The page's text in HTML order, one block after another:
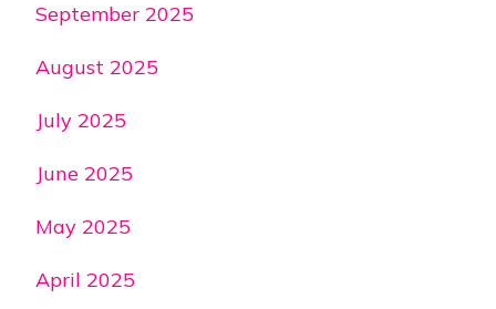
September 2025
August 2025
July 2025
June 2025
May 2025
April 2025